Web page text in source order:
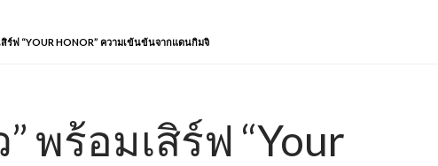
ร์ฟ “YOUR HONOR” ความเข้นข้นจากแดนกิมจิ
พร้อมเสิร์ฟ “Your